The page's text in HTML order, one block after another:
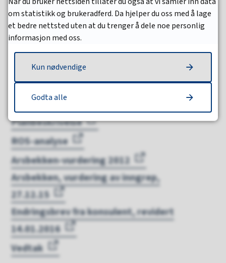
(09.03.2016)
Plankart
Bestemmelser
Illustrasjon
Profiler, revidert 19.02.16
Profilplan, revidert 19.02.16
Planbeskrivelse
ROS-analyse
Arsbekken-vurdering 2012
Arsbekken, vurdering av inngrep,
27.12.15
Endringsbrev fra konsulent, revidert
14.01.2016
Vedtak
om statistikk og brukeradferd. Da hjelper du oss med å lage
et bedre nettsted uten at du trenger å dele noe personlig
informasjon med oss.
Kun nødvendige
Godta alle